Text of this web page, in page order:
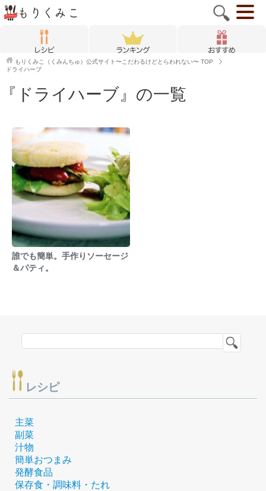
もりくみこ（くみんちゅ）公式サイト〜こだわるけどとらわれない〜 TOP
ドライハーブ
『ドライハーブ』の一覧
誰でも簡単。手作りソーセージ
＆パティ。
レシピ
主菜
副菜
汁物
簡単おつまみ
発酵食品
保存食・調味料・たれ